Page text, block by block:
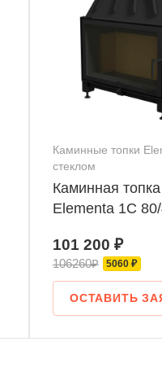
Каминные топки
стеклом
Каминная топка
Elementa 1С
101 200 ₽
106260₽ 5060 ₽
ОСТАВИТЬ